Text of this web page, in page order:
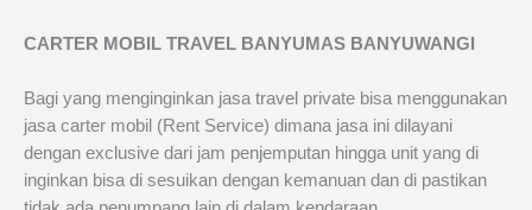
CARTER MOBIL TRAVEL BANYUMAS BANYUWANGI
Bagi yang menginginkan jasa travel private bisa menggunakan
jasa carter mobil (Rent Service) dimana jasa ini dilayani
dengan exclusive dari jam penjemputan hingga unit yang di
inginkan bisa di sesuikan dengan kemanuan dan di pastikan